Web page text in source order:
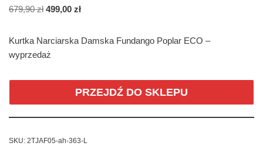
679,90zł 499,00 zł
Kurtka Narciarska Damska Fundango Poplar ECO –
wyprzedaż
PRZEJDŹ DO SKLEPU
SKU: 2TJAF05-ah-363-L